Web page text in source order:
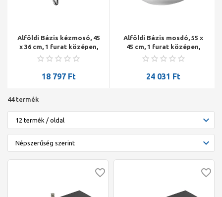
Alföldi Bázis kézmosó, 45
x 36 cm, 1 furat középen,
fehér
18 797 Ft
Alföldi Bázis mosdó, 55 x
45 cm, 1 furat középen,
lehetőség 3 részes
elhelyezésére, fehér
24 031 Ft
44 termék